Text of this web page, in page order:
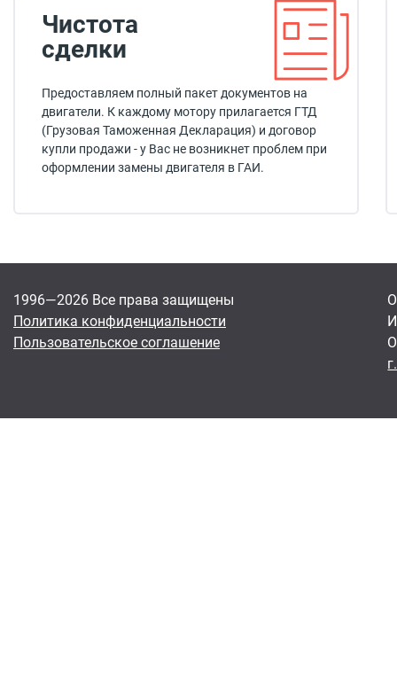
Чистота
сделки
Предоставляем полный пакет документов на
двигатели. К каждому мотору прилагается ГТД
(Грузовая Таможенная Декларация) и договор
купли продажи - у Вас не возникнет проблем при
оформлении замены двигателя в ГАИ.
1996—2026 Все права защищены
Политика конфиденциальности
Пользовательское соглашение